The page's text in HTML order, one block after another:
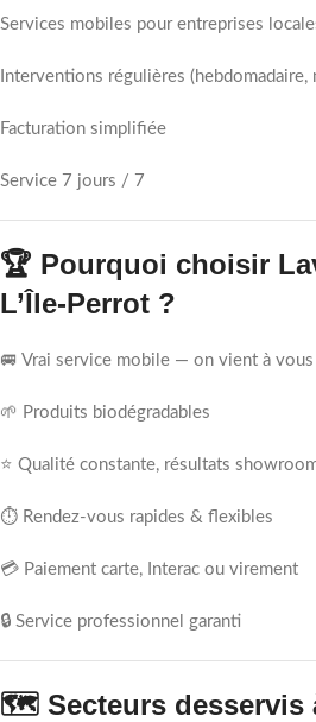
Services mobiles pour entreprises
Interventions régulières (hebdomadaire,
Facturation simplifiée
Service 7 jours / 7
🏆 Pourquoi choisir
L’Île-Perrot ?
🚐 Vrai service mobile — on vient à vous
🌱 Produits biodégradables
⭐ Qualité constante, résultats
⏱ Rendez-vous rapides & flexibles
💳 Paiement carte, Interac ou virement
🔒 Service professionnel garanti
🗺️ Secteurs desservis